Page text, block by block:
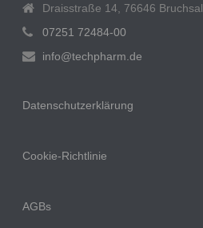
Draisstraße 14, 76646 Bruchsal
07251 72484-00
info@techpharm.de
Datenschutzerklärung
Cookie-Richtlinie
AGBs